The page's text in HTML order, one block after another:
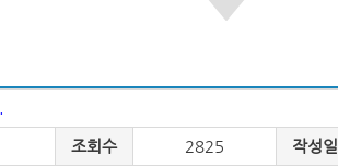
조회수 2825 작성일